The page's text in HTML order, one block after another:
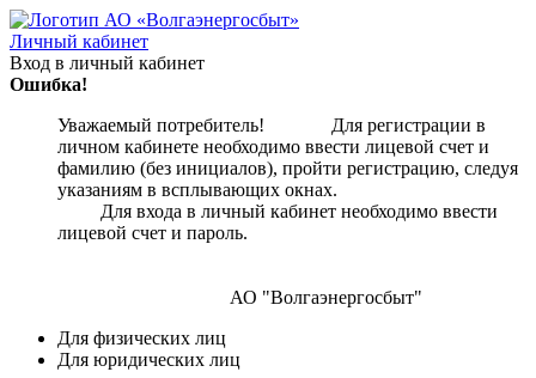
Личный кабинет
Вход в личный кабинет
Ошибка!
Уважаемый потребитель! Для регистрации в
личном кабинете необходимо ввести лицевой счет и
фамилию (без инициалов), пройти регистрацию, следуя
указаниям в всплывающих окнах.
Для входа в личный кабинет необходимо ввести
лицевой счет и пароль.
АО "Волгаэнергосбыт"
Для физических лиц
Для юридических лиц